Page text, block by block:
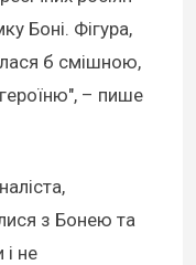
Боні. Фігура,
б смішною,
– пише
з Бонею та
і не